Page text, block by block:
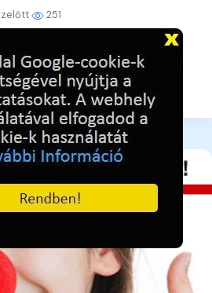
251
várva - pillanatkép
237